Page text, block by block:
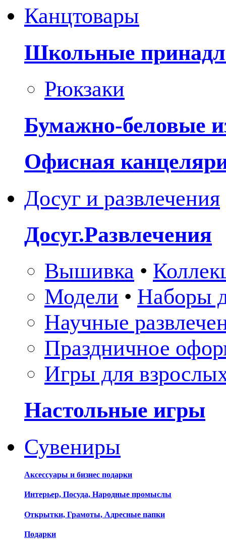
Канцтовары
Школьные
Рюкзаки
Бумажно-беловые
Офисная
Досуг и развлечения
Досуг.Развлечения
Вышивка •
Модели • Наборы
Научные
Праздничное
Игры для
Настольные игры
Сувениры
Аксессуары и бизнес подарки
Интерьер, Посуда, Народные промыслы
Открытки, Грамоты, Адресные папки
Подарки